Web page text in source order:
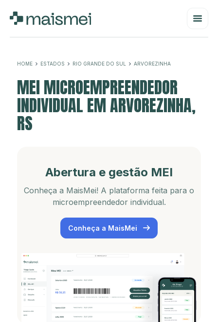
HOME ESTADOS RIO GRANDE DO SUL ARVOREZINHA
MEI MICROEMPREENDEDOR
INDIVIDUAL EM ARVOREZINHA,
RS
Abertura e gestão MEI
Conheça a MaisMei! A plataforma feita para o
microempreendedor individual.
Conheça a MaisMei